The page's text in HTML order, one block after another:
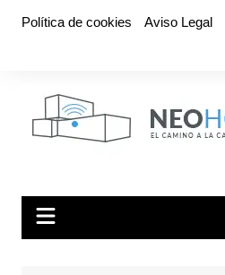
Política de cookies Aviso Legal